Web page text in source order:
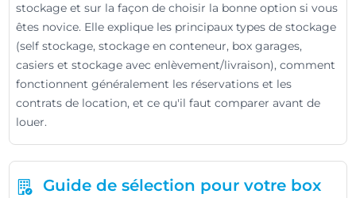
stockage et sur la façon de choisir la bonne option si vous
êtes novice. Elle explique les principaux types de stockage
(self stockage, stockage en conteneur, box garages,
casiers et stockage avec enlèvement/livraison), comment
fonctionnent généralement les réservations et les
contrats de location, et ce qu'il faut comparer avant de
louer.
Guide de sélection pour votre box